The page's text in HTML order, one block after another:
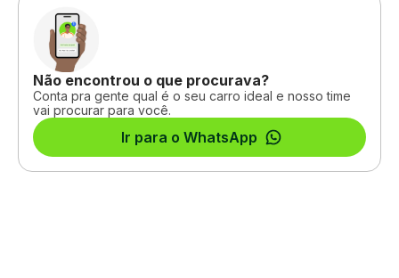
Não encontrou o que procurava?
Conta pra gente qual é o seu carro ideal e nosso time
vai procurar para você.
Ir para o WhatsApp